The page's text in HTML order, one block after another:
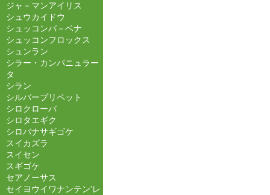
ジャ－マンアイリス
シュウカイドウ
シュッコンバ－ベナ
シュッコンフロックス
シュンラン
シラー・カンパニュラー
タ
シラン
シルバープリペット
シロクローバ
シロタエギク
シロバナサギゴケ
スイカズラ
スイセン
スギゴケ
セアノーサス
セイヨウイワナンテン'レ